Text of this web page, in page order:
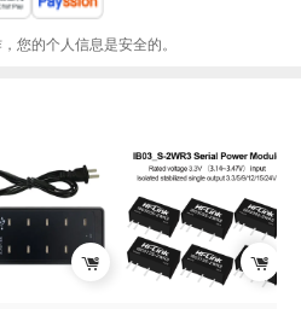
您的个人信息是安全的。